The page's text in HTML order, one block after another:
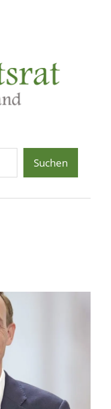
Suchen